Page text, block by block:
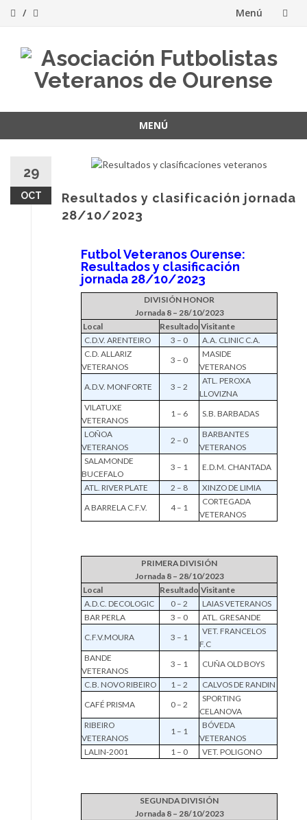
Menú
contenido
MENÚ
contenido
29
OCT
Resultados y clasificación jornada
28/10/2023
Futbol Veteranos Ourense:
Resultados y clasificación
jornada 28/10/2023
DIVISIÓN HONOR
Jornada 8 – 28/10/2023
Local
Resultado Visitante
C.D.V. ARENTEIRO
3 – 0
A.A. CLINIC C.A.
C.D. ALLARIZ
VETERANOS
3 – 0
MASIDE
VETERANOS
A.D.V. MONFORTE
3 – 2
ATL. PEROXA
LLOVIZNA
VILATUXE
VETERANOS
1 – 6
S.B. BARBADAS
LOÑOA
VETERANOS
2 – 0
BARBANTES
VETERANOS
SALAMONDE
BUCEFALO
3 – 1
E.D.M. CHANTADA
ATL. RIVER PLATE
2 – 8
XINZO DE LIMIA
A BARRELA C.F.V.
4 – 1
CORTEGADA
VETERANOS
PRIMERA DIVISIÓN
Jornada 8 – 28/10/2023
Local
Resultado Visitante
A.D.C. DECOLOGIC
0 – 2
LAIAS VETERANOS
BAR PERLA
3 – 0
ATL. GRESANDE
C.F.V.MOURA
3 – 1
VET. FRANCELOS
F.C
BANDE
VETERANOS
3 – 1
CUÑA OLD BOYS
C.B. NOVO RIBEIRO
1 – 2
CALVOS DE RANDIN
CAFÉ PRISMA
0 – 2
SPORTING
CELANOVA
RIBEIRO
VETERANOS
1 – 1
BÓVEDA
VETERANOS
LALIN-2001
1 – 0 VET. POLIGONO
SEGUNDA DIVISIÓN
Jornada 8 – 28/10/2023